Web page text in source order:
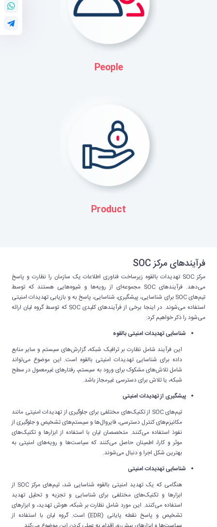
People
Product
فرآیند‌های مرکز SOC
مرکز SOC تهدیدات بالقوه زیرساخت فناوری اطلاعات یک سازمان را نظارت و پاسخ
می‌دهد. فرآیندهای SOC مجموعه‌ای از رویه‌ها و شیوه‌هایی هستند که توسط
تیم‌های SOC برای شناسایی، پیشگیری، شناسایی، پاسخ به و بازیابی تهدیدات امنیتی
استفاده می‌شوند. در اینجا برخی از فرآیندهای کلیدی SOC که توسط گروه لیان ارائه
می‌شود را ذکر خواهیم کرد:
شناسایی تهدیدات امنیتی بالقوه
این فرآیند شامل نظارت بر ترافیک شبکه، گزارش‌های سیستم و سایر منابع
داده برای شناسایی تهدیدات امنیتی بالقوه است. این موضوع می‌تواند
شامل تلاش‌های مشکوک برای ورود به سیستم، رفتارهای غیرمعمول در سطح
شبکه، یا تلاش‌ برای دسترسی غیرمجاز باشد.
پیشگیری از تهدیدات امنیتی
تیم‌های SOC از تکنیک‌های مختلفی برای جلوگیری از تهدیدات امنیتی مانند
مکانیزم‌های کنترل دسترسی، فایروال‌ها و سیستم‌های تشخیص و جلوگیری از
نفوذ استفاده می‌کنند. متخصصان لیان با استفاده از ابزارها و تکنیک‌های
موثر و کارا، اطمینان حاصل می‌کنند که سیاست‌ها و رویه‌های امنیتی به
بهترین شکل اجرا و دنبال می‌شوند.
شناسایی تهدیدات امنیتی
هنگامی که یک تهدید امنیتی بالقوه شناسایی شد، تیم‌های مرکز SOC از
ابزارها و تکنیک‌های مختلفی برای شناسایی و تجزیه و تحلیل تهدید
استفاده می‌کنند. این مورد شامل نظارت بر شبکه، هوش تهدید، و ابزارهای
تشخیص و پاسخ نقطه پایانی (EDR) است. گروه لیان با استفاده از